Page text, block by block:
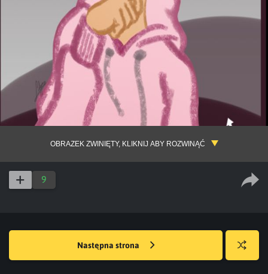
OBRAZEK ZWINIĘTY, KLIKNIJ ABY ROZWINĄĆ
9
Następna strona